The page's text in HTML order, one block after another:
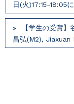
⽇(火)17:15-18:05
【学生の受賞
昌弘(M2), Jiaxuan